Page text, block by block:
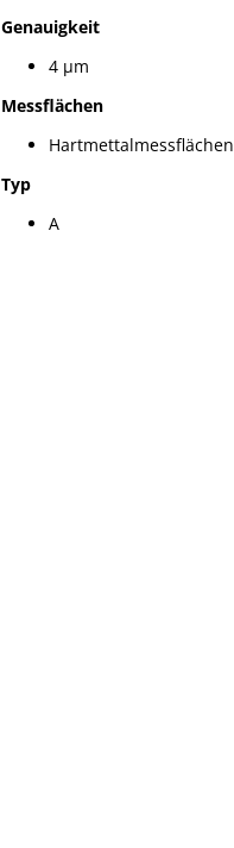
Genauigkeit
4 µm
Messflächen
Hartmettalmessflächen
Typ
A